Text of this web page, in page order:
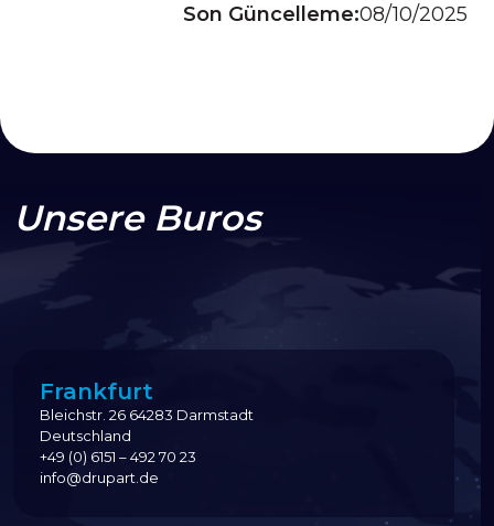
Son Güncelleme:08/10/2025
Unsere Buros
Frankfurt
Bleichstr. 26 64283 Darmstadt
Deutschland
+49 (0) 6151 – 492 70 23
info@drupart.de